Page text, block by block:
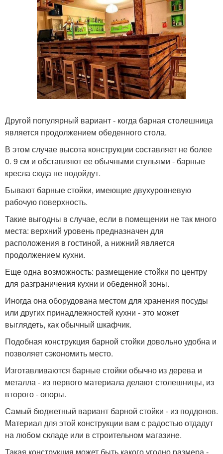
Другой популярный вариант - когда барная столешница
является продолжением обеденного стола.
В этом случае высота конструкции составляет не более
0. 9 см и обставляют ее обычными стульями - барные
кресла сюда не подойдут.
Бывают барные стойки, имеющие двухуровневую
рабочую поверхность.
Такие выгодны в случае, если в помещении не так много
места: верхний уровень предназначен для
расположения в гостиной, а нижний является
продолжением кухни.
Еще одна возможность: размещение стойки по центру
для разграничения кухни и обеденной зоны.
Иногда она оборудована местом для хранения посуды
или других принадлежностей кухни - это может
выглядеть, как обычный шкафчик.
Подобная конструкция барной стойки довольно удобна и
позволяет сэкономить место.
Изготавливаются барные стойки обычно из дерева и
металла - из первого материала делают столешницы, из
второго - опоры.
Самый бюджетный вариант барной стойки - из поддонов.
Материал для этой конструкции вам с радостью отдадут
на любом складе или в строительном магазине.
Такая конструкция может быть какого угодно размера -